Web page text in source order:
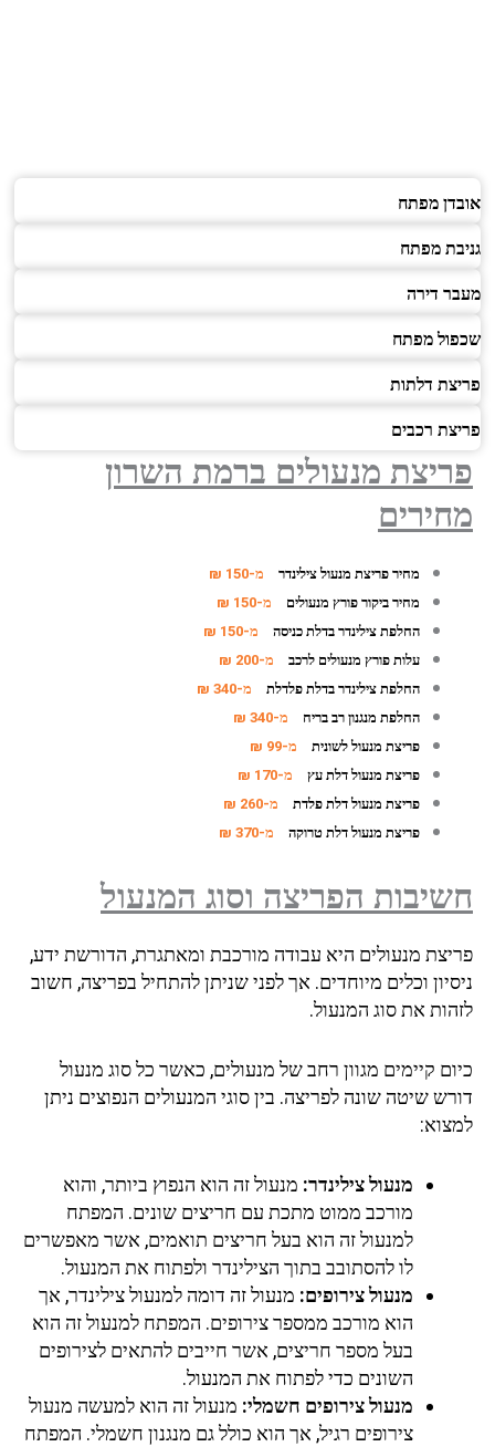
אובדן מפתח
גניבת מפתח
מעבר דירה
שכפול מפתח
פריצת דלתות
פריצת רכבים
פריצת מנעולים ברמת השרון
מחירים
מחיר פריצת מנעול צילינדר
מ-150 ₪
מחיר ביקור פורץ מנעולים
מ-150 ₪
החלפת צילינדר בדלת כניסה
מ-150 ₪
עלות פורץ מנעולים לרכב
מ-200 ₪
החלפת צילינדר בדלת פלדלת
מ-340 ₪
החלפת מנגנון רב בריח
מ-340 ₪
פריצת מנעול לשונית
מ-99 ₪
פריצת מנעול דלת עץ
מ-170 ₪
פריצת מנעול דלת פלדת
מ-260 ₪
פריצת מנעול דלת טרוקה
מ-370 ₪
חשיבות הפריצה וסוג המנעול
פריצת מנעולים היא עבודה מורכבת ומאתגרת, הדורשת ידע,
ניסיון וכלים מיוחדים. אך לפני שניתן להתחיל בפריצה, חשוב
לזהות את סוג המנעול.
כיום קיימים מגוון רחב של מנעולים, כאשר כל סוג מנעול
דורש שיטה שונה לפריצה. בין סוגי המנעולים הנפוצים ניתן
למצוא:
מנעול צילינדר: מנעול זה הוא הנפוץ ביותר, והוא
מורכב ממוט מתכת עם חריצים שונים. המפתח
למנעול זה הוא בעל חריצים תואמים, אשר מאפשרים
לו להסתובב בתוך הצילינדר ולפתוח את המנעול.
מנעול צירופים: מנעול זה דומה למנעול צילינדר, אך
הוא מורכב ממספר צירופים. המפתח למנעול זה הוא
בעל מספר חריצים, אשר חייבים להתאים לצירופים
השונים כדי לפתוח את המנעול.
מנעול צירופים חשמלי: מנעול זה הוא למעשה מנעול
צירופים רגיל, אך הוא כולל גם מנגנון חשמלי. המפתח